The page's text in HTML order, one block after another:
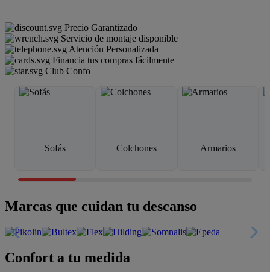
Precio Garantizado
Servicio de montaje disponible
Atención Personalizada
Financia tus compras fácilmente
Club Confo
Sofás Colchones Armarios
Marcas que cuidan tu descanso
Confort a tu medida